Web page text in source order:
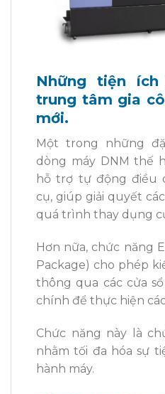
Những tiện
trung tâm gia
mới.
Một trong những
dòng máy DNM thế
hỗ trợ tự động điều
cụ, giúp giải quyết
quá trình thay dụng
Hơn nữa, chức năng
Package) cho phép
thông qua các cửa
chính để thực hiện
Chức năng này là
nhằm tối đa hóa sự
hành máy.